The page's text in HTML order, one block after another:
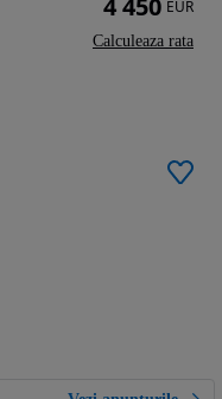
4 450 EUR
Calculeaza rata